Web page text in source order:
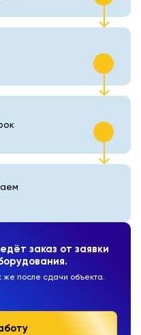
заказ от заявки
же после сдачи объекта.